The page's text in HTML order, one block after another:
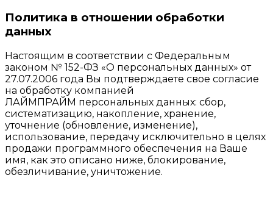
Политика в отношении обработки
данных
Настоящим в соответствии с Федеральным
законом № 152-ФЗ «О персональных данных» от
27.07.2006 года Вы подтверждаете свое согласие
на обработку компанией
ЛАЙМПРАЙМ персональных данных: сбор,
систематизацию, накопление, хранение,
уточнение (обновление, изменение),
использование, передачу исключительно в целях
продажи программного обеспечения на Ваше
имя, как это описано ниже, блокирование,
обезличивание, уничтожение.